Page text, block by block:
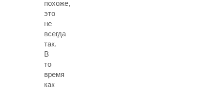
похоже,
это
не
всегда
так.
В
то
время
как